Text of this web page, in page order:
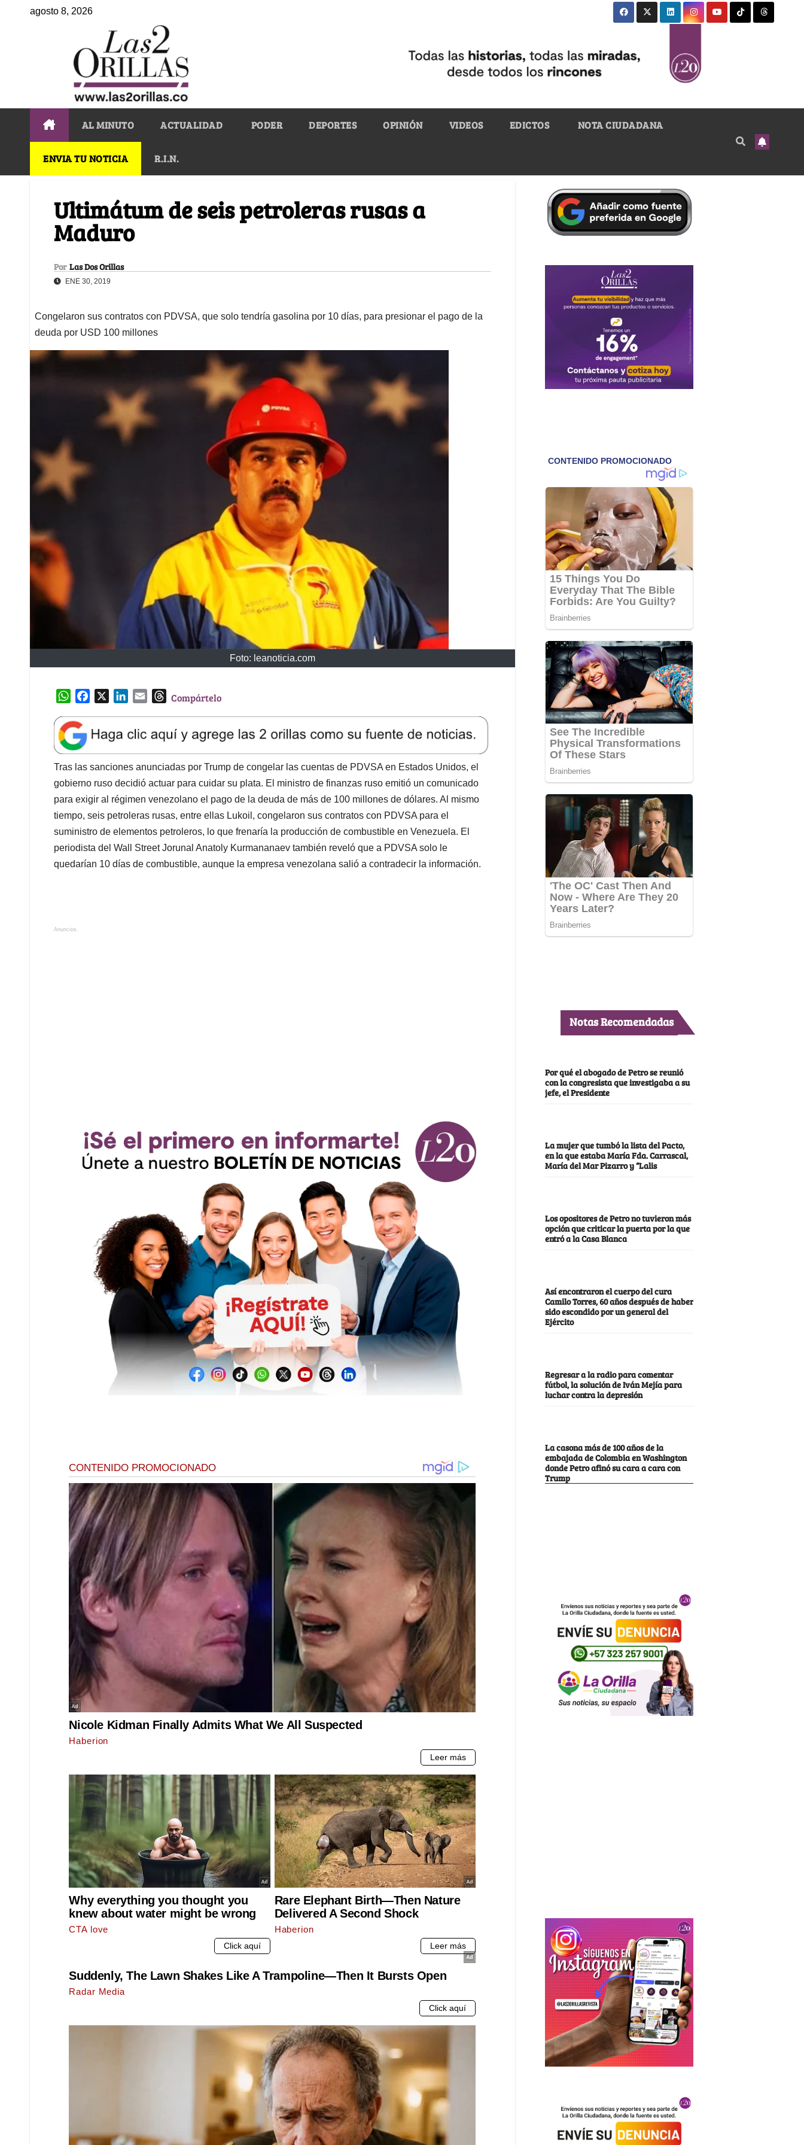
agosto 8, 2026
AL MINUTO ACTUALIDAD PODER DEPORTES OPINIÓN VIDEOS EDICTOS NOTA CIUDADANA
ENVIA TU NOTICIA R.I.N.
Ultimátum de seis petroleras rusas a
Maduro
Por Las Dos Orillas
ENE 30, 2019
Congelaron sus contratos con PDVSA, que solo tendría gasolina por 10 días, para presionar el pago de la
deuda por USD 100 millones
Foto: leanoticia.com
W
a
t
s
A
p
p
e
b
o
o
k
k
e
d
I
n
l
T
e
a
d
s
Compártelo
Tras las sanciones anunciadas por Trump de congelar las cuentas de PDVSA en Estados Unidos, el
gobierno ruso decidió actuar para cuidar su plata. El ministro de finanzas ruso emitió un comunicado
para exigir al régimen venezolano el pago de la deuda de más de 100 millones de dólares. Al mismo
tiempo, seis petroleras rusas, entre ellas Lukoil, congelaron sus contratos con PDVSA para el
suministro de elementos petroleros, lo que frenaría la producción de combustible en Venezuela. El
periodista del Wall Street Jorunal Anatoly Kurmananaev también reveló que a PDVSA solo le
quedarían 10 días de combustible, aunque la empresa venezolana salió a contradecir la información.
Anuncios.
Notas Recomendadas
Por qué el abogado de Petro se reunió
con la congresista que investigaba a su
jefe, el Presidente
La mujer que tumbó la lista del Pacto,
en la que estaba María Fda. Carrascal,
María del Mar Pizarro y “Lalis
Los opositores de Petro no tuvieron más
opción que criticar la puerta por la que
entró a la Casa Blanca
Así encontraron el cuerpo del cura
Camilo Torres, 60 años después de haber
sido escondido por un general del
Ejército
Regresar a la radio para comentar
fútbol, la solución de Iván Mejía para
luchar contra la depresión
La casona más de 100 años de la
embajada de Colombia en Washington
donde Petro afinó su cara a cara con
Trump